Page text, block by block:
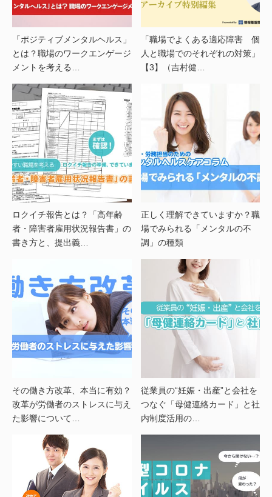
「ポジティブメンタルヘルス」
とは？職場のワークエンゲージ
メントを考える…
「職場でよくある適応障害 個
人と職場でのそれぞれの対策」
【3】（吉村健…
ロクイチ報告とは？「高年齢
者・障害者雇用状況報告書」の
書き方と、提出義…
正しく理解できていますか？職
場でみられる「メンタルの不
調」の種類
その働き方改革、本当に有効？
改革が労働者のストレスに与え
た影響について…
従業員の“妊娠・出産”と会社を
つなぐ「母健連絡カード」と社
内制度活用の…